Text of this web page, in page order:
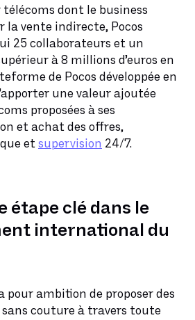
télécoms dont le business
la vente indirecte, Pocos
25 collaborateurs et un
à 8 millions d’euros en
de Pocos développée en
une valeur ajoutée
proposées à ses
et achat des offres,
et supervision 24/7.
étape clé dans le
international du
pour ambition de proposer des
sans couture à travers toute